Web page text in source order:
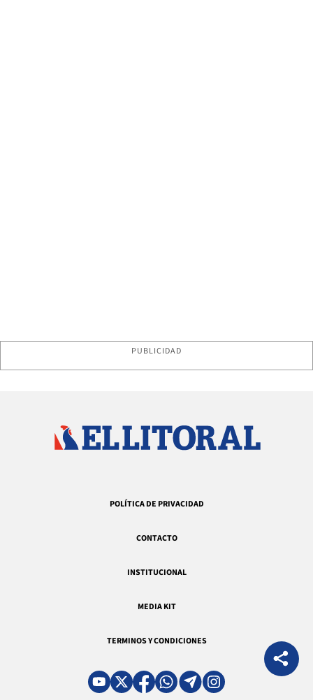
PUBLICIDAD
POLÍTICA DE PRIVACIDAD
CONTACTO
INSTITUCIONAL
MEDIA KIT
TERMINOS Y CONDICIONES